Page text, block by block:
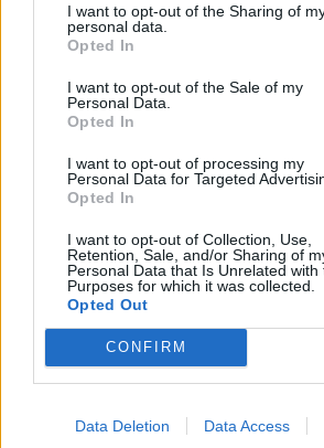
I want to opt-out of the Sharing of
personal data.
Opted In
I want to opt-out of the Sale of my
Personal Data.
Opted In
I want to opt-out of processing my
Personal Data for Targeted
Opted In
I want to opt-out of Collection, Use,
Retention, Sale, and/or Sharing of
Personal Data that Is Unrelated with
Purposes for which it was collected.
Opted Out
CONFIRM
Data Deletion Data Access
La puntata di Moneta tra le